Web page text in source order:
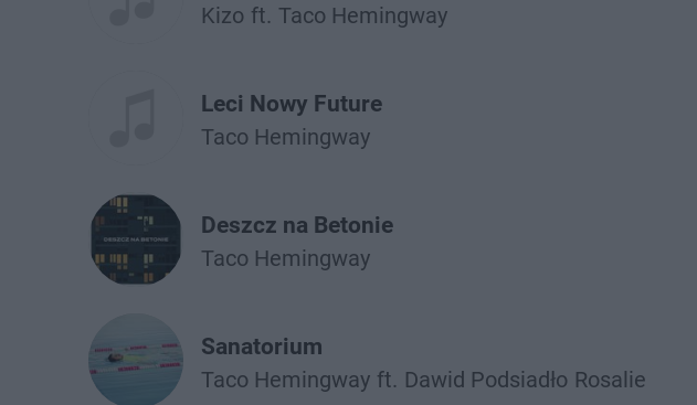
Kizo ft. Taco Hemingway
Leci Nowy Future
Taco Hemingway
Deszcz na Betonie
Taco Hemingway
Sanatorium
Taco Hemingway ft. Dawid Podsiadło Rosalie